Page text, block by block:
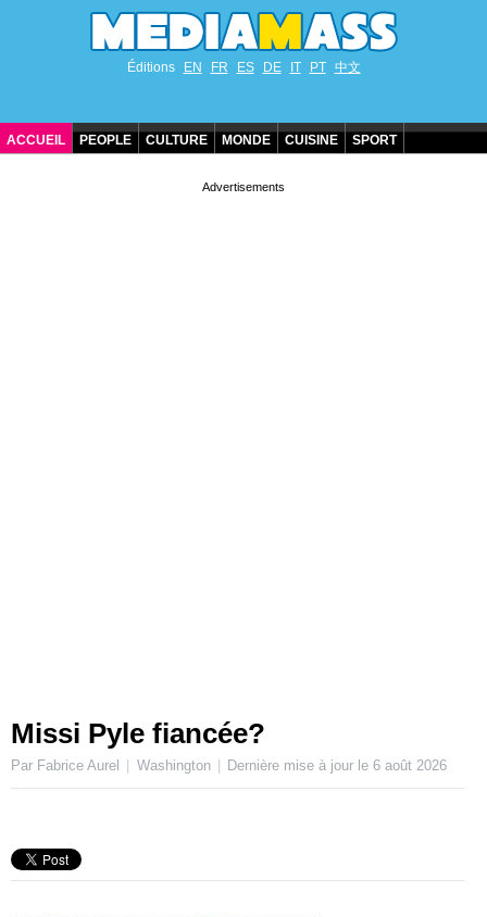
Éditions EN FR ES DE IT PT 中文
ACCUEIL PEOPLE CULTURE MONDE CUISINE SPORT
Missi Pyle fiancée?
Par Fabrice Aurel Washington Dernière mise à jour le6 août 2026